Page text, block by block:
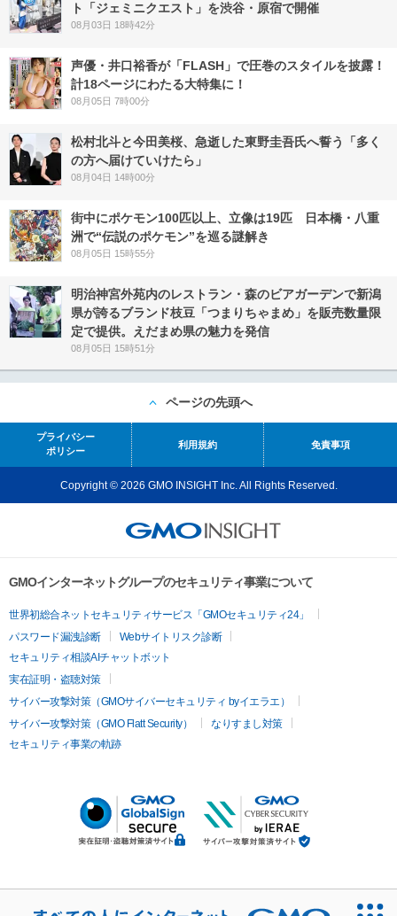
ト「ジェミニクエスト」を渋谷・原宿で開催
08月03日 18時42分
声優・井口裕香が「FLASH」で圧巻のスタイルを披露！
計18ページにわたる大特集に！
08月05日 7時00分
松村北斗と今田美桜、急逝した東野圭吾氏へ誓う「多く
の方へ届けていけたら」
08月04日 14時00分
街中にポケモン100匹以上、立像は19匹 日本橋・八重
洲で“伝説のポケモン”を巡る謎解き
08月05日 15時55分
明治神宮外苑内のレストラン・森のビアガーデンで新潟
県が誇るブランド枝豆「つまりちゃまめ」を販売数量限
定で提供。えだまめ県の魅力を発信
08月05日 15時51分
ページの先頭へ
プライバシー
ポリシー
利用規約 免責事項
Copyright © 2026 GMO INSIGHT Inc. All Rights Reserved.
GMOインターネットグループのセキュリティ事業について
世界初総合ネットセキュリティサービス「GMOセキュリティ24」
パスワード漏洩診断
Webサイトリスク診断
セキュリティ相談AIチャットボット
実在証明・盗聴対策
サイバー攻撃対策（GMOサイバーセキュリティ byイエラエ）
サイバー攻撃対策（GMO Flatt Security）
なりすまし対策
セキュリティ事業の軌跡